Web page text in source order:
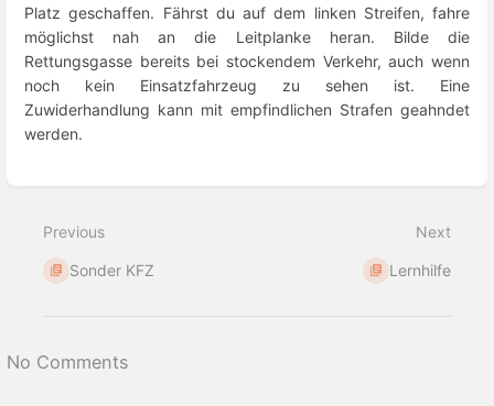
Platz geschaffen. Fährst du auf dem linken Streifen, fahre
möglichst nah an die Leitplanke heran. Bilde die
Rettungsgasse bereits bei stockendem Verkehr, auch wenn
noch kein Einsatzfahrzeug zu sehen ist. Eine
Zuwiderhandlung kann mit empfindlichen Strafen geahndet
werden.
mode
Previous
Sonder KFZ
Next
Lernhilfe
No Comments